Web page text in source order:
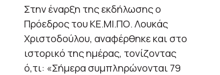
Στην έναρξη της εκδήλωσης ο
Πρόεδρος του ΚΕ.ΜΙ.ΠΟ. Λουκάς
Χριστοδούλου, αναφέρθηκε και στο
ιστορικό της ημέρας, τονίζοντας
ό,τι: «Σήμερα συμπληρώνονται 79